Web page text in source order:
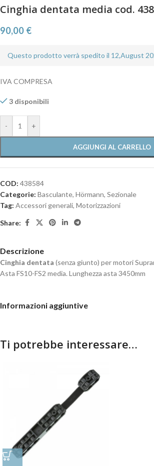
Cinghia dentata media cod.
90,00 €
Questo prodotto verrà spedito il 12,August
IVA COMPRESA
3 disponibili
- +
AGGIUNGI AL CARRELLO
COD: 438584
Categorie: Basculante, Hörmann, Sezionale
Tag: Accessori generali, Motorizzazioni
Share:
Descrizione
Cinghia dentata (senza giunto) per motori
Asta FS10-FS2 media. Lunghezza asta 3450mm
Informazioni aggiuntive
Ti potrebbe interessare…